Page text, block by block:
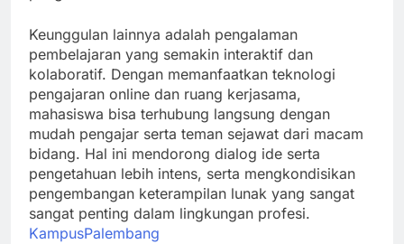
Keunggulan lainnya adalah pengalaman
pembelajaran yang semakin interaktif dan
kolaboratif. Dengan memanfaatkan teknologi
pengajaran online dan ruang kerjasama,
mahasiswa bisa terhubung langsung dengan
mudah pengajar serta teman sejawat dari macam
bidang. Hal ini mendorong dialog ide serta
pengetahuan lebih intens, serta mengkondisikan
pengembangan keterampilan lunak yang sangat
sangat penting dalam lingkungan profesi.
KampusPalembang